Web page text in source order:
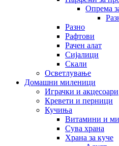
Опрема
Разно
Рафтови
Рачен алат
Сијалици
Скали
Осветлување
Домашни миленици
Играчки и акцесоари
Кревети и перници
Кучиња
Витамини и
Сува храна
Храна за куче